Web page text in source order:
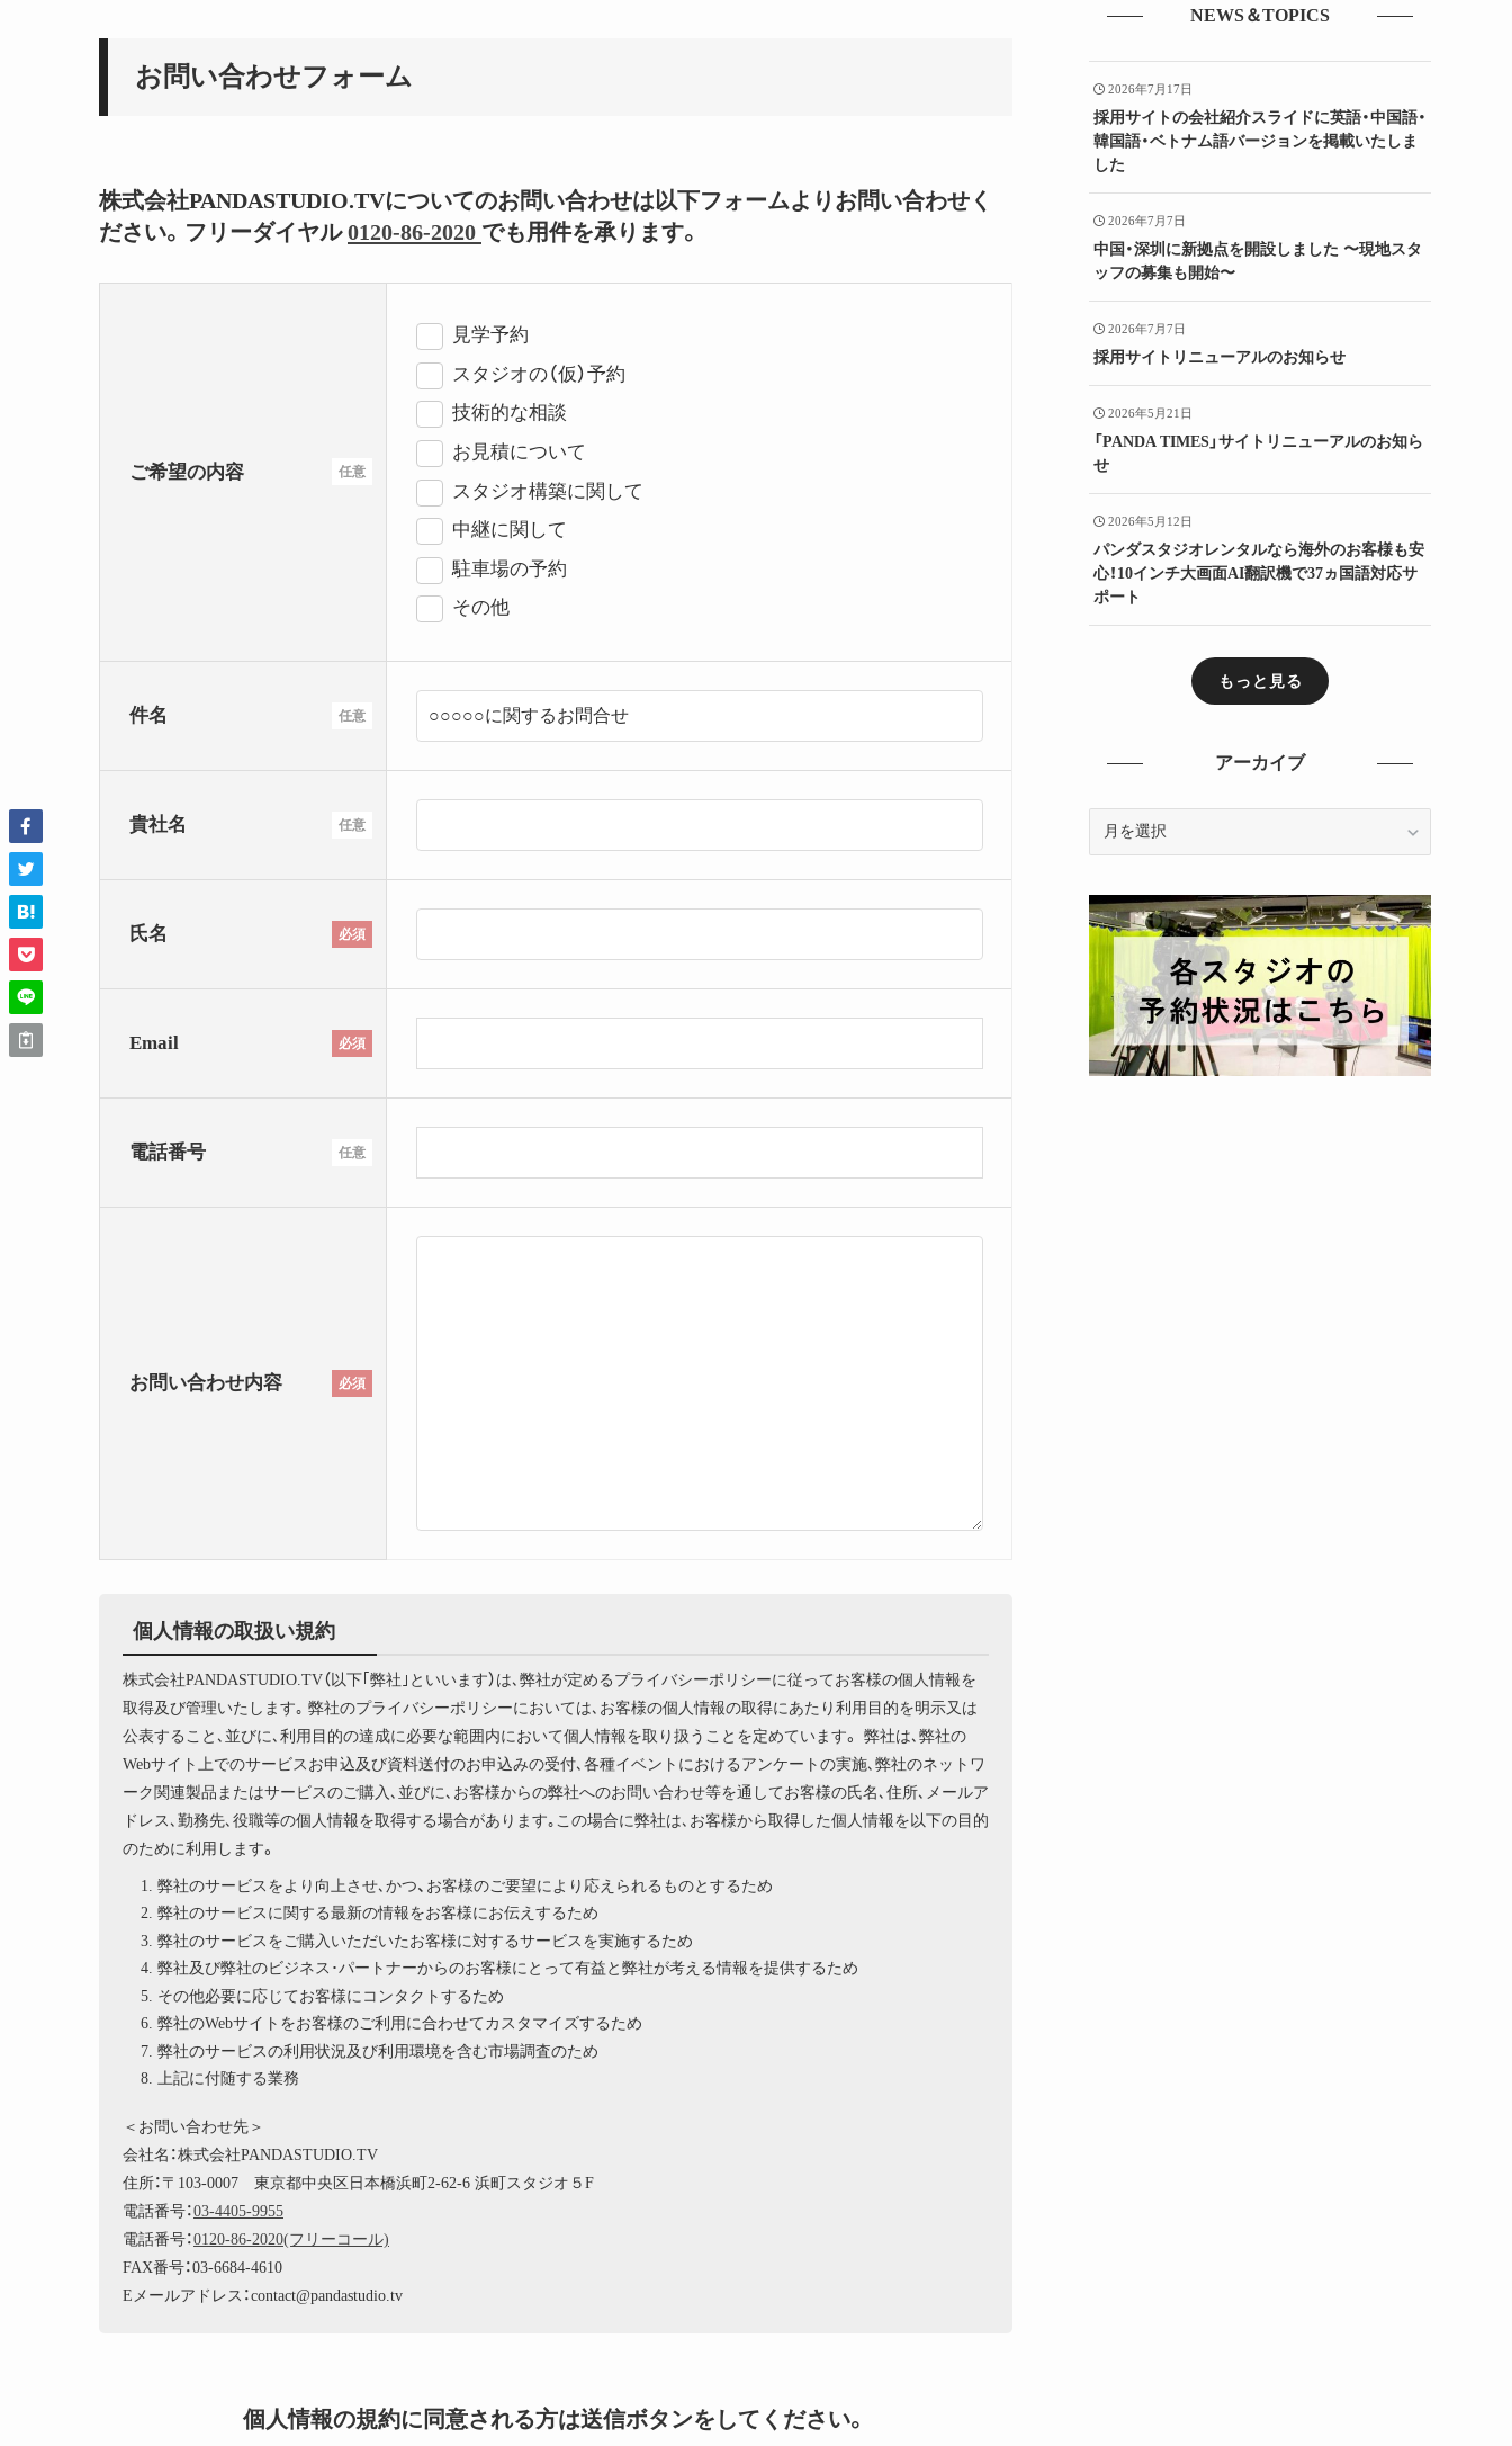
お問い合わせフォーム
株式会社PANDASTUDIO.TVについてのお問い合わせは以下フォームよりお問い合わせく
ださい。フリーダイヤル0120-86-2020 でも用件を承ります。
任意
ご希望の内容
見学予約
スタジオの（仮）予約
技術的な相談
お見積について
スタジオ構築に関して
中継に関して
駐車場の予約
その他
任意
件名
任意
貴社名
必須
氏名
必須
Email
任意
電話番号
必須
お問い合わせ内容
個人情報の取扱い規約
株式会社PANDASTUDIO.TV（以下｢弊社｣といいます）は､弊社が定めるプライバシーポリシーに従ってお客様の個人情報を
取得及び管理いたします｡ 弊社のプライバシーポリシーにおいては､お客様の個人情報の取得にあたり利用目的を明示又は
公表すること､並びに､利用目的の達成に必要な範囲内において個人情報を取り扱うことを定めています。 弊社は､弊社の
Webサイト上でのサービスお申込及び資料送付のお申込みの受付､各種イベントにおけるアンケートの実施､弊社のネットワ
ーク関連製品またはサービスのご購入､並びに､お客様からの弊社へのお問い合わせ等を通してお客様の氏名､住所､メールア
ドレス､勤務先､役職等の個人情報を取得する場合があります｡この場合に弊社は､お客様から取得した個人情報を以下の目的
のために利用します。
弊社のサービスをより向上させ､かつ、お客様のご要望により応えられるものとするため
弊社のサービスに関する最新の情報をお客様にお伝えするため
弊社のサービスをご購入いただいたお客様に対するサービスを実施するため
弊社及び弊社のビジネス･パートナーからのお客様にとって有益と弊社が考える情報を提供するため
その他必要に応じてお客様にコンタクトするため
弊社のWebサイトをお客様のご利用に合わせてカスタマイズするため
弊社のサービスの利用状況及び利用環境を含む市場調査のため
上記に付随する業務
＜お問い合わせ先＞
会社名：株式会社PANDASTUDIO.TV
住所：〒103-0007 東京都中央区日本橋浜町2-62-6 浜町スタジオ５F
電話番号：03-4405-9955
電話番号：0120-86-2020(フリーコール)
FAX番号：03-6684-4610
Eメールアドレス：contact@pandastudio.tv
個人情報の規約に同意される方は送信ボタンをしてください。
NEWS＆TOPICS
2026年7月17日
採用サイトの会社紹介スライドに英語・中国語・
韓国語・ベトナム語バージョンを掲載いたしま
した
2026年7月7日
中国・深圳に新拠点を開設しました 〜現地スタ
ッフの募集も開始〜
2026年7月7日
採用サイトリニューアルのお知らせ
2026年5月21日
「PANDA TIMES」サイトリニューアルのお知ら
せ
2026年5月12日
パンダスタジオレンタルなら海外のお客様も安
心！10インチ大画面AI翻訳機で37ヵ国語対応サ
ポート
もっと見る
アーカイブ
イ
ブ